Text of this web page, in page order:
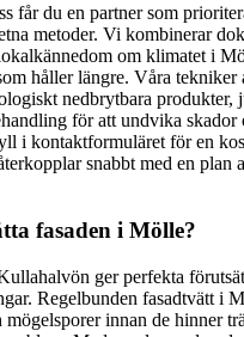
får du en partner som
metoder. Vi kombinerar
om klimatet i
håller längre. Våra tekniker
nedbrytbara produkter,
för att undvika skador
i kontaktformuläret för en
snabbt med en plan
fasaden i Mölle?
ger perfekta
Regelbunden fasadtvätt i
mögelsporer innan de hinner